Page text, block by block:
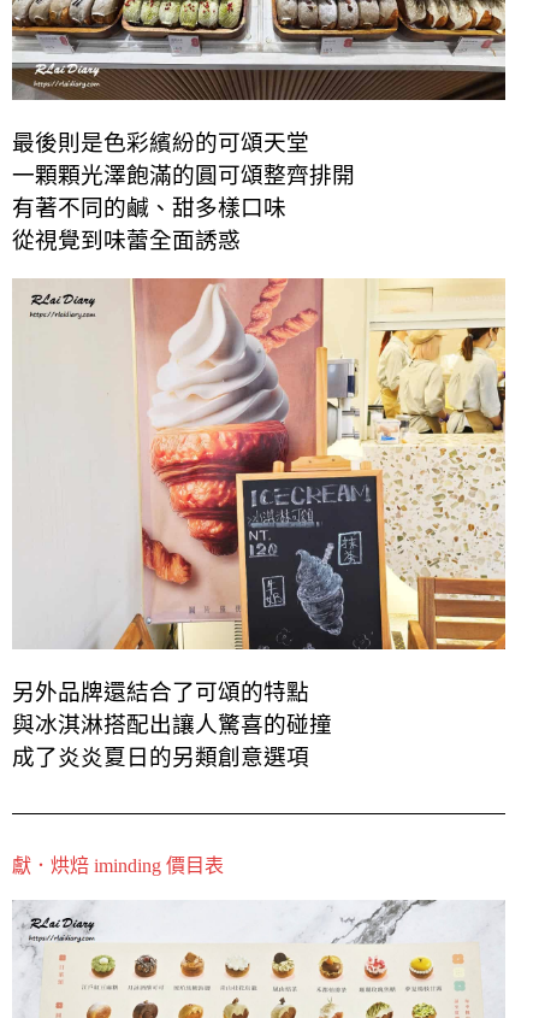
最後則是色彩繽紛的可頌天堂
一顆顆光澤飽滿的圓可頌整齊排開
有著不同的鹹、甜多樣口味
從視覺到味蕾全面誘惑
另外品牌還結合了可頌的特點
與冰淇淋搭配出讓人驚喜的碰撞
成了炎炎夏日的另類創意選項
獻．烘焙 iminding 價目表